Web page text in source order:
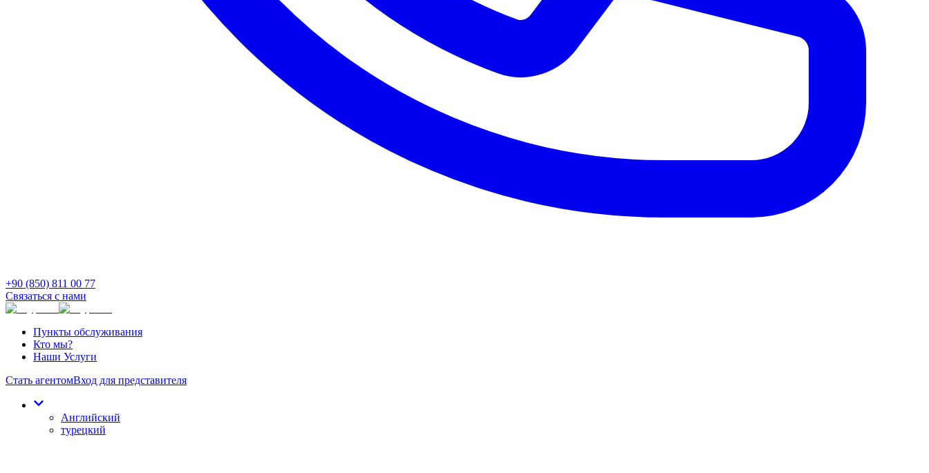
+90 (850) 811 00 77
Связаться с нами
Пункты обслуживания
Кто мы?
Наши Услуги
Стать агентомВход для представителя
Английский
турецкий